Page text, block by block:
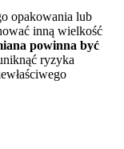
opakowania lub
inną wielkość
powinna być
ryzyka